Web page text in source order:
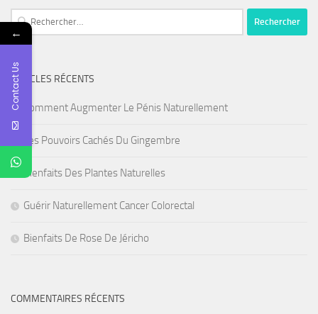
Rechercher :
ARTICLES RÉCENTS
Comment Augmenter Le Pénis Naturellement
Les Pouvoirs Cachés Du Gingembre
Bienfaits Des Plantes Naturelles
Guérir Naturellement Cancer Colorectal
Bienfaits De Rose De Jéricho
COMMENTAIRES RÉCENTS
←
Contact Us